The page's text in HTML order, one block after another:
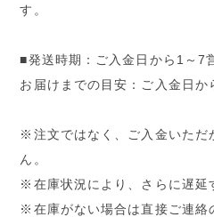
す。
■発送時期：ご入金日から1～7
お届けまでの目安：ご入金日か
※注文ではなく、ご入金いただ
ん。
※在庫状況により、さらに遅延
※在庫がない場合は直接ご連絡